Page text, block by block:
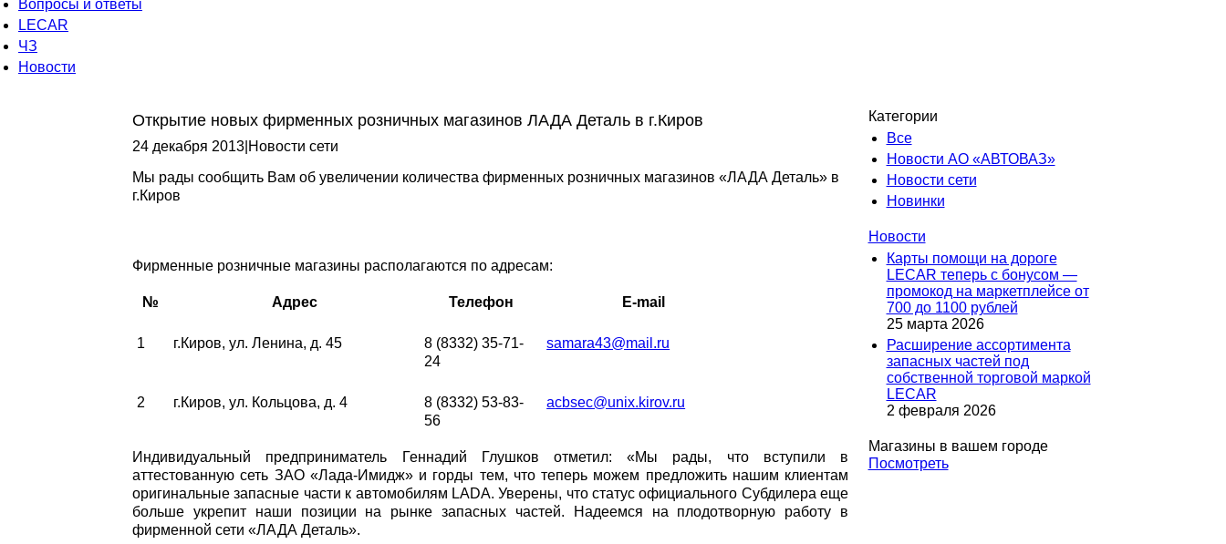
Вопросы и ответы
LECAR
ЧЗ
Новости
Открытие новых фирменных розничных магазинов ЛАДА Деталь в г.Киров
24 декабря 2013 Новости сети
Мы рады сообщить Вам об увеличении количества фирменных розничных магазинов «ЛАДА Деталь» в
г.Киров
Фирменные розничные магазины располагаются по адресам:
№ Адрес Телефон E-mail
1 г.Киров, ул. Ленина, д. 45
8 (8332) 35-71-
24
samara43@mail.ru
2 г.Киров, ул. Кольцова, д. 4
8 (8332) 53-83-
56
acbsec@unix.kirov.ru
Индивидуальный предприниматель Геннадий Глушков отметил: «Мы рады, что вступили в
аттестованную сеть ЗАО «Лада-Имидж» и горды тем, что теперь можем предложить нашим клиентам
оригинальные запасные части к автомобилям LADA. Уверены, что статус официального Субдилера еще
больше укрепит наши позиции на рынке запасных частей. Надеемся на плодотворную работу в
фирменной сети «ЛАДА Деталь».
Категории
Все
Новости АО «АВТОВАЗ»
Новости сети
Новинки
Новости
Карты помощи на дороге
LECAR теперь с бонусом —
промокод на маркетплейсе от
700 до 1100 рублей
25 марта 2026
Расширение ассортимента
запасных частей под
собственной торговой маркой
LECAR
2 февраля 2026
Магазины в вашем городе
Посмотреть